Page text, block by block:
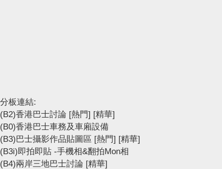
分板連結:
(B2)香港巴士討論 [熱門] [精華]
(B0)香港巴士車務及車廂設備
(B3)巴士攝影作品貼圖區 [熱門] [精華]
(B3i)即拍即貼 -手機相&翻拍Mon相
(B4)兩岸三地巴士討論 [精華]